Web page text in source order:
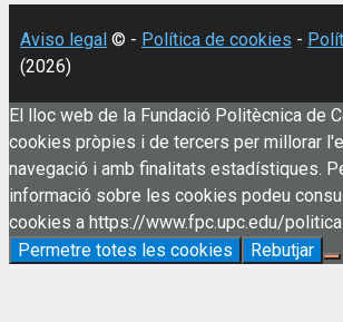
Aviso legal © - Política de cookies -
(2026)
El lloc web de la Fundació Politècnica de
cookies pròpies i de tercers per millorar
navegació i amb finalitats estadístiques.
informació sobre les cookies podeu
cookies a https://www.fpc.upc.edu/
Permetre totes les cookies
Rebutjar